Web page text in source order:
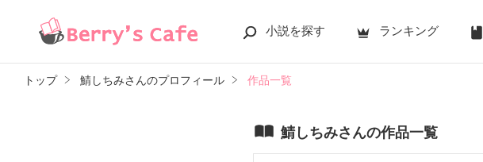
小説を探す ランキング
トップ 鯖しちみさんのプロフィール 作品一覧
鯖しちみさんの作品一覧